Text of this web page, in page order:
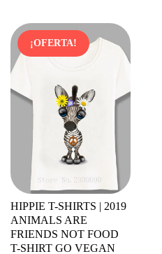
¡OFERTA!
HIPPIE T-SHIRTS | 2019
ANIMALS ARE
FRIENDS NOT FOOD
T-SHIRT GO VEGAN